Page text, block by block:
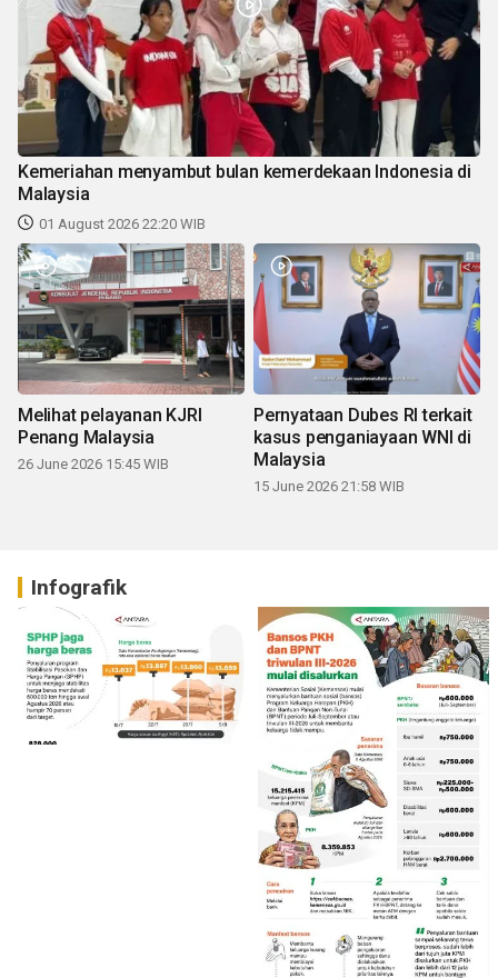
Kemeriahan menyambut bulan kemerdekaan Indonesia di
Malaysia
01 August 2026 22:20 WIB
Melihat pelayanan KJRI
Penang Malaysia
26 June 2026 15:45 WIB
Pernyataan Dubes RI terkait
kasus penganiayaan WNI di
Malaysia
15 June 2026 21:58 WIB
Infografik